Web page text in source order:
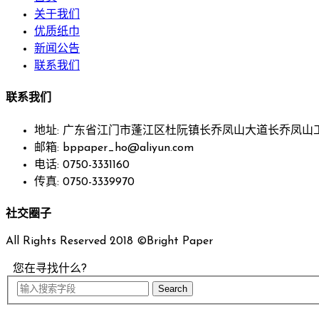
关于我们
优质纸巾
新闻公告
联系我们
联系我们
地址: 广东省江门市蓬江区杜阮镇长乔凤山大道长乔凤山
邮箱: bppaper_ho@aliyun.com
电话: 0750-3331160
传真: 0750-3339970
社交圈子
All Rights Reserved 2018 ©Bright Paper
您在寻找什么?